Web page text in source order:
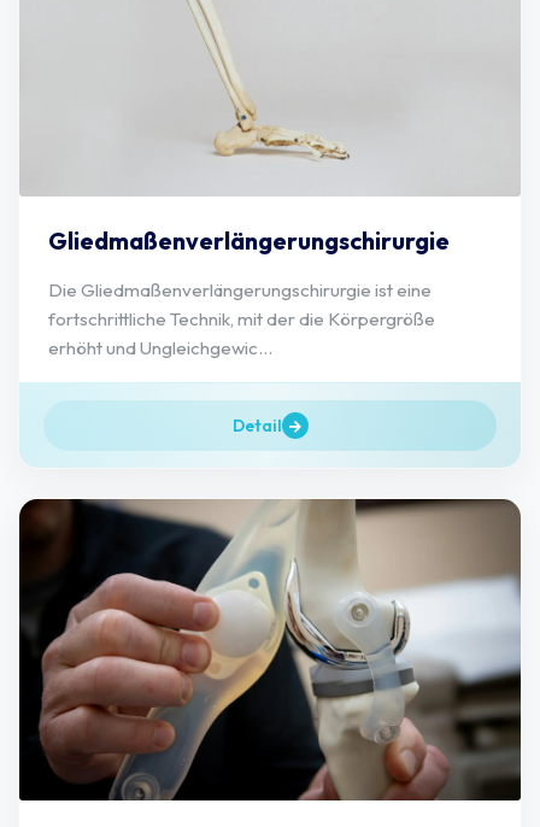
Gliedmaßenverlängerungschirurgie
Die Gliedmaßenverlängerungschirurgie ist eine
fortschrittliche Technik, mit der die Körpergröße
erhöht und Ungleichgewic...
Detail